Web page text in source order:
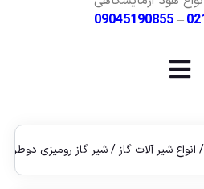
–
09045190855
/ انواع شیر آلات گاز / شیر گاز رومیزی دوطرفه